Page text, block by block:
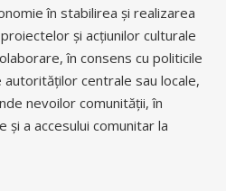
în stabilirea și realizarea
și acțiunilor culturale
în consens cu politicile
autorităților centrale sau locale,
nevoilor comunității, în
și a accesului comunitar la